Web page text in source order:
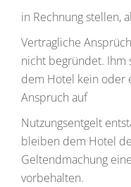
in Rechnung stellen,
Vertragliche
nicht begründet. Ihm
dem Hotel kein oder
Anspruch auf
Nutzungsentgelt
bleiben dem Hotel
Geltendmachung
vorbehalten.